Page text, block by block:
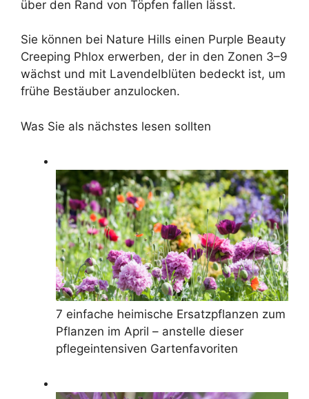
über den Rand von Töpfen fallen lässt.
Sie können bei Nature Hills einen Purple Beauty
Creeping Phlox erwerben, der in den Zonen 3–9
wächst und mit Lavendelblüten bedeckt ist, um
frühe Bestäuber anzulocken.
Was Sie als nächstes lesen sollten
7 einfache heimische Ersatzpflanzen zum
Pflanzen im April – anstelle dieser
pflegeintensiven Gartenfavoriten